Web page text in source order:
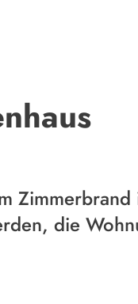
Zimmerbrand
die